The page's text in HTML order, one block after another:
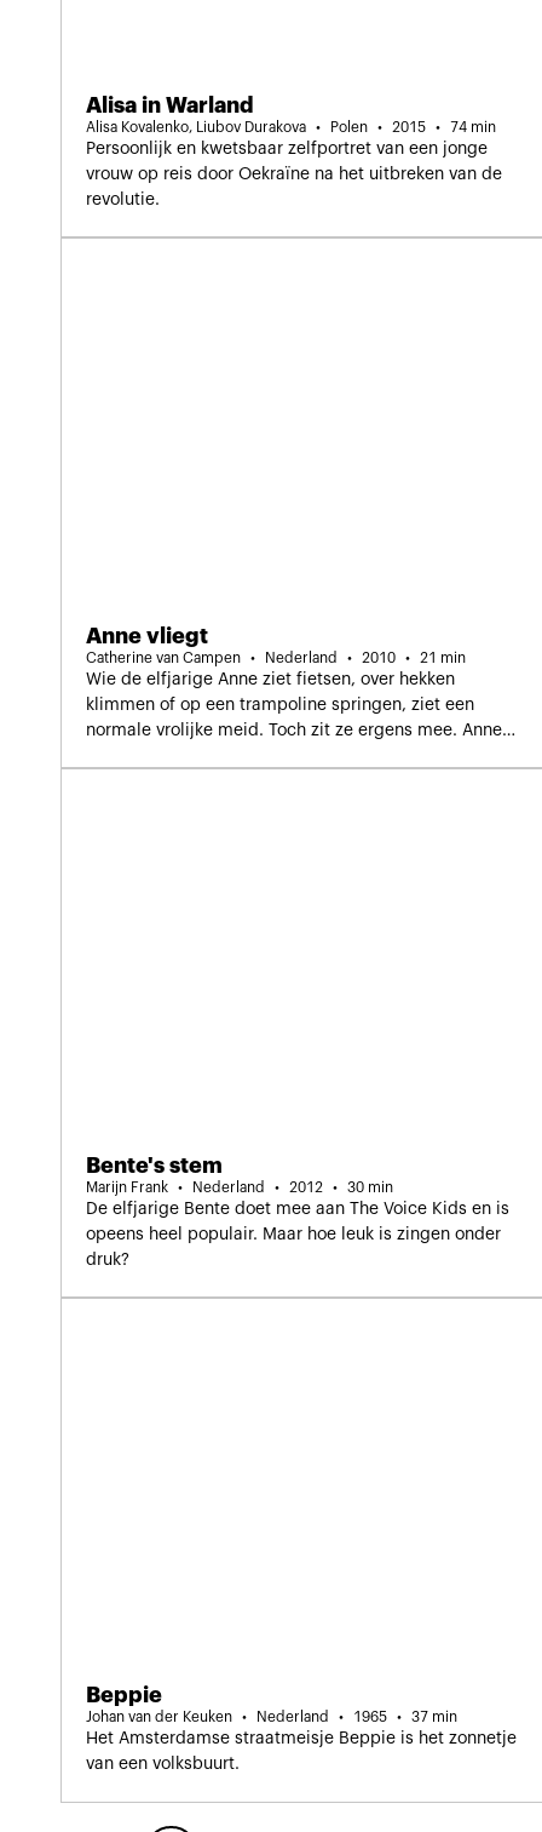
Alisa in Warland
Alisa Kovalenko, Liubov Durakova Polen 2015 74 min
Persoonlijk en kwetsbaar zelfportret van een jonge
vrouw op reis door Oekraïne na het uitbreken van de
revolutie.
Anne vliegt
Catherine van Campen Nederland 2010 21 min
Wie de elfjarige Anne ziet fietsen, over hekken
klimmen of op een trampoline springen, ziet een
normale vrolijke meid. Toch zit ze ergens mee. Anne
Bente's stem
Marijn Frank Nederland 2012 30 min
De elfjarige Bente doet mee aan The Voice Kids en is
opeens heel populair. Maar hoe leuk is zingen onder
druk?
Beppie
Johan van der Keuken Nederland 1965 37 min
Het Amsterdamse straatmeisje Beppie is het zonnetje
van een volksbuurt.